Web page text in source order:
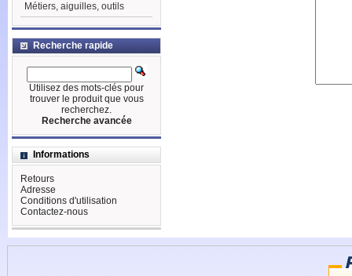
Métiers, aiguilles, outils
Recherche rapide
Utilisez des mots-clés pour
trouver le produit que vous
recherchez.
Recherche avancée
Informations
Retours
Adresse
Conditions d'utilisation
Contactez-nous